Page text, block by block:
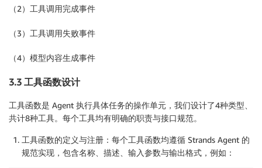
（2）工具调用完成事件
（3）工具调用失败事件
（4）模型内容生成事件
3.3 工具函数设计
工具函数是 Agent 执行具体任务的操作单元，我们设计了4种类型、
共计8种工具。每个工具均有明确的职责与接口规范。
工具函数的定义与注册： 每个工具函数均遵循 Strands Agent 的
规范实现，包含名称、描述、输入参数与输出格式，例如：